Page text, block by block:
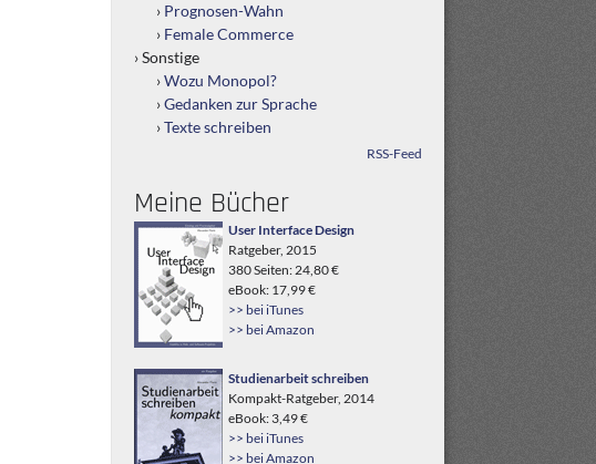
Prognosen-Wahn
Female Commerce
Sonstige
Wozu Monopol?
Gedanken zur Sprache
Texte schreiben
RSS-Feed
Meine Bücher
User Interface Design
Ratgeber, 2015
380 Seiten: 24,80 €
eBook: 17,99 €
>> bei iTunes
>> bei Amazon
Studienarbeit schreiben
Kompakt-Ratgeber, 2014
eBook: 3,49 €
>> bei iTunes
>> bei Amazon